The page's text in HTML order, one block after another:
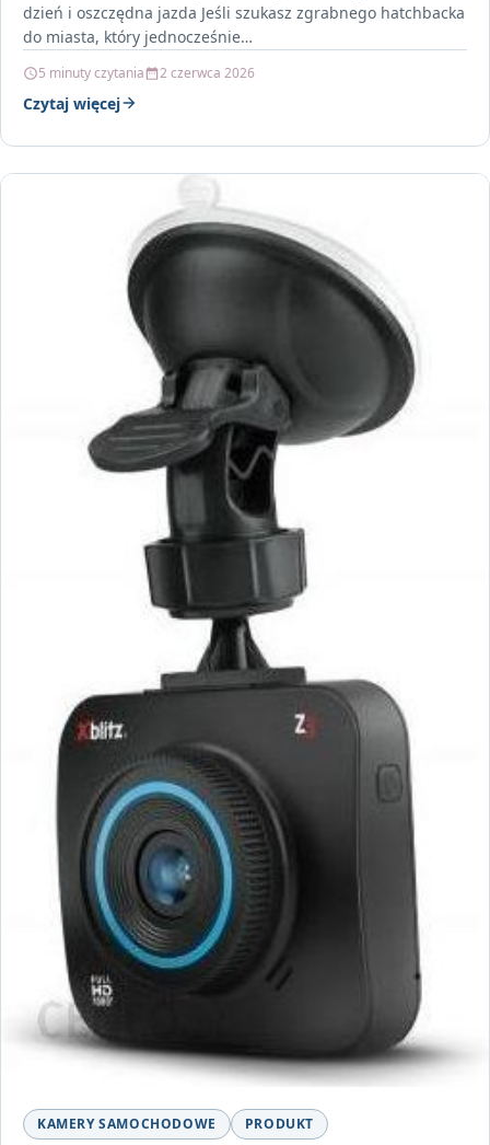
dzień i oszczędna jazda Jeśli szukasz zgrabnego hatchbacka
do miasta, który jednocześnie…
5 minuty czytania 2 czerwca 2026
Czytaj więcej
KAMERY SAMOCHODOWE PRODUKT